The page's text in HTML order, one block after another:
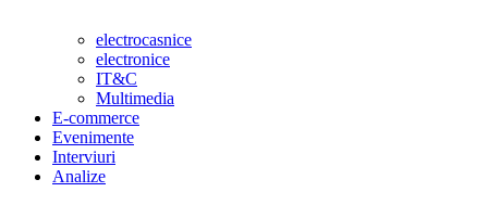
electrocasnice
electronice
IT&C
Multimedia
E-commerce
Evenimente
Interviuri
Analize